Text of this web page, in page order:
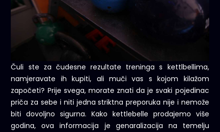
Čuli ste za čudesne rezultate treninga s kettlbellima,
namjeravate ih kupiti, ali muči vas s kojom kilažom
započeti? Prije svega, morate znati da je svaki pojedinac
priča za sebe i niti jedna striktna preporuka nije i nemože
biti dovoljno sigurna. Kako kettlebelle prodajemo više
godina, ova informacija je genaralizacija na temelju